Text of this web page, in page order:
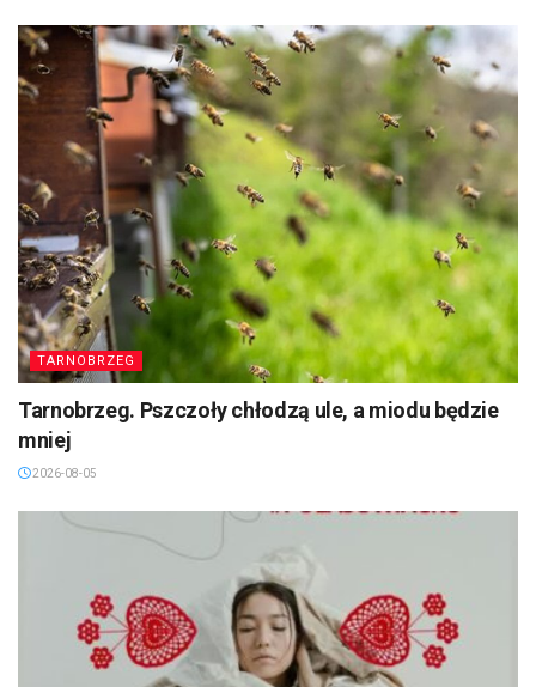
TARNOBRZEG
Tarnobrzeg. Pszczoły chłodzą ule, a miodu będzie
mniej
2026-08-05